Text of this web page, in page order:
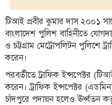
চাঁদপুর
জেলার
খবর
প্রবাস
তথ্য-
প্রযুক্তি
টিআই প্রবীর কুমার দাস ২০০১
বাংলাদেশ পুলিশ বাহিনীতে
ও চট্টগ্রাম মেট্রোপলিটন পুলিশে
করেন।
পরবর্তীতে ট্রাফিক ইন্সপেক্টর
করেন। ট্রাফিক ইন্সপেক্টর
চাঁদপুরে পদায়ন হলেও ঊর্ধ্বতন